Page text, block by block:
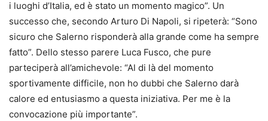
i luoghi d’Italia, ed è stato un momento magico”. Un
successo che, secondo Arturo Di Napoli, si ripeterà: “Sono
sicuro che Salerno risponderà alla grande come ha sempre
fatto”. Dello stesso parere Luca Fusco, che pure
parteciperà all’amichevole: “Al di là del momento
sportivamente difficile, non ho dubbi che Salerno darà
calore ed entusiasmo a questa iniziativa. Per me è la
convocazione più importante”.